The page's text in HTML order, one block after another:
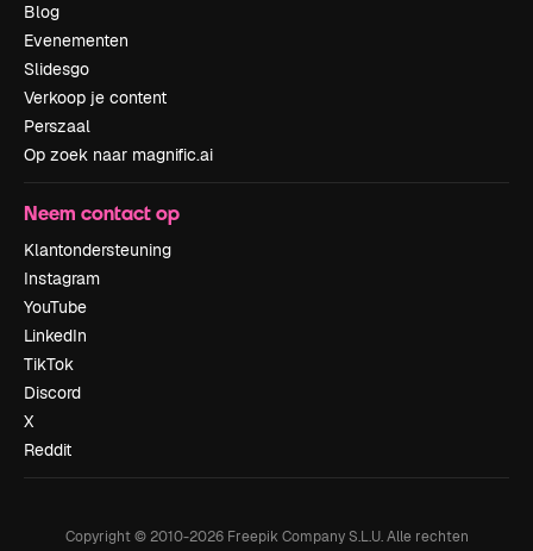
Blog
Evenementen
Slidesgo
Verkoop je content
Perszaal
Op zoek naar magnific.ai
Neem contact op
Klantondersteuning
Instagram
YouTube
LinkedIn
TikTok
Discord
X
Reddit
Copyright © 2010-2026Freepik Company S.L.U. Alle rechten